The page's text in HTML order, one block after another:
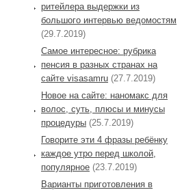
ритейлера выдержки из
большого интервью ведомостям
(29.7.2019)
Самое интересное: рубрика
пенсия в разных странах на
сайте visasamru (27.7.2019)
Новое на сайте: наномакс для
волос, суть, плюсы и минусы
процедуры (25.7.2019)
Говорите эти 4 фразы ребёнку
каждое утро перед школой,
популярное (23.7.2019)
Варианты приготовления в